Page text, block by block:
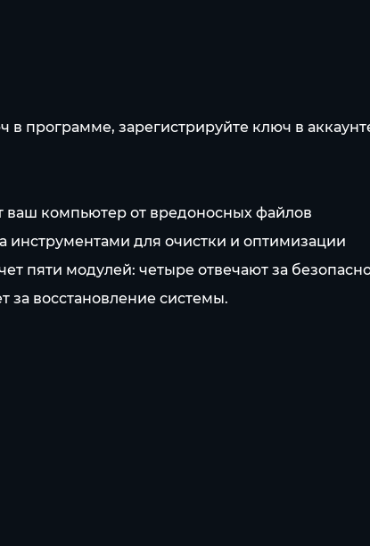
программе, зарегистрируйте ключ в
компьютер от вредоносных файлов
для очистки и оптимизации
пяти модулей: четыре отвечают за
за восстановление системы.